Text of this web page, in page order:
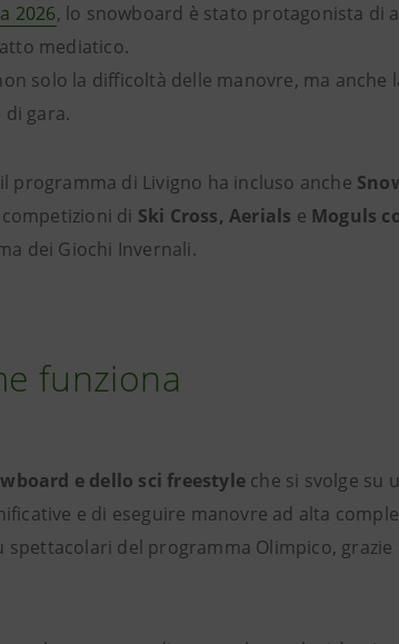
2026, lo snowboard è stato protagonista di
mediatico.
solo la difficoltà delle manovre, ma
gara.
programma di Livigno ha incluso anche
di Ski Cross, Aerials e Moguls
dei Giochi Invernali.
funziona
e dello sci freestyle che si svolge su
e di eseguire manovre ad alta
del programma Olimpico, grazie